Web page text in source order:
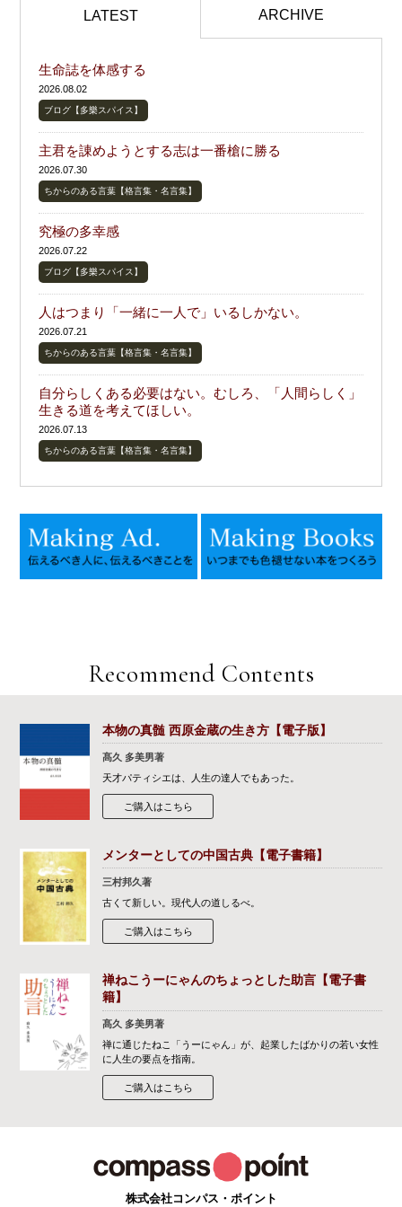
LATEST ARCHIVE
生命誌を体感する
2026.08.02
ブログ【多樂スパイス】
主君を諌めようとする志は一番槍に勝る
2026.07.30
ちからのある言葉【格言集・名言集】
究極の多幸感
2026.07.22
ブログ【多樂スパイス】
人はつまり「一緒に一人で」いるしかない。
2026.07.21
ちからのある言葉【格言集・名言集】
自分らしくある必要はない。むしろ、「人間らしく」
生きる道を考えてほしい。
2026.07.13
ちからのある言葉【格言集・名言集】
Recommend Contents
本物の真髄 西原金蔵の生き方【電子版】
髙久 多美男著
天才パティシエは、人生の達人でもあった。
ご購入はこちら
メンターとしての中国古典【電子書籍】
三村邦久著
古くて新しい。現代人の道しるべ。
ご購入はこちら
禅ねこうーにゃんのちょっとした助言【電子書
籍】
髙久 多美男著
禅に通じたねこ「うーにゃん」が、起業したばかりの若い女性
に人生の要点を指南。
ご購入はこちら
株式会社コンパス・ポイント